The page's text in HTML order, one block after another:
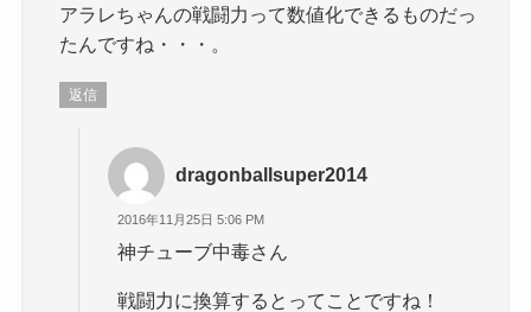
アラレちゃんの戦闘力って数値化できるものだっ
たんですね・・・。
返信
dragonballsuper2014
2016年11月25日 5:06 PM
神チューブ中毒さん
戦闘力に換算するとってことですね！